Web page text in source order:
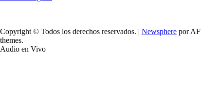
Copyright © Todos los derechos reservados. | Newsphere por AF
themes.
Audio en Vivo